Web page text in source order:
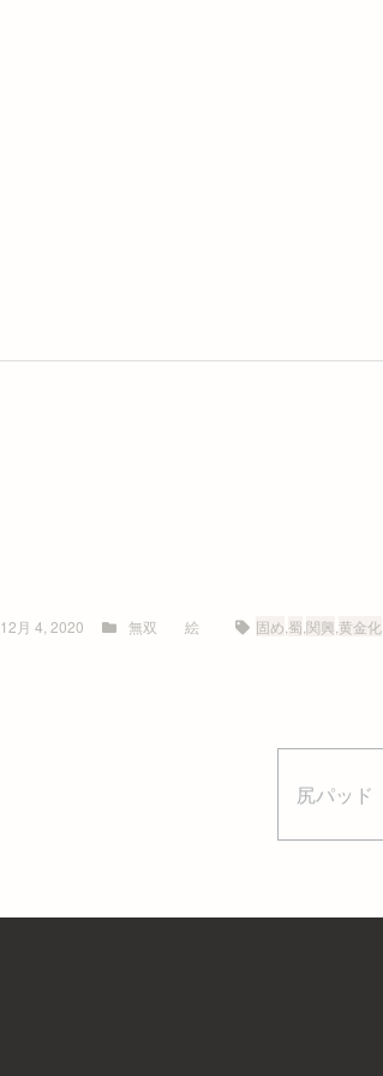
12月 4, 2020 無双 絵 固め 蜀 関興 黄金化
尻パッド